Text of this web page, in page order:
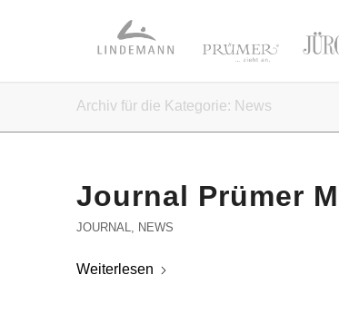
Archiv für die Kategorie: News
Journal Prümer
JOURNAL, NEWS
Weiterlesen